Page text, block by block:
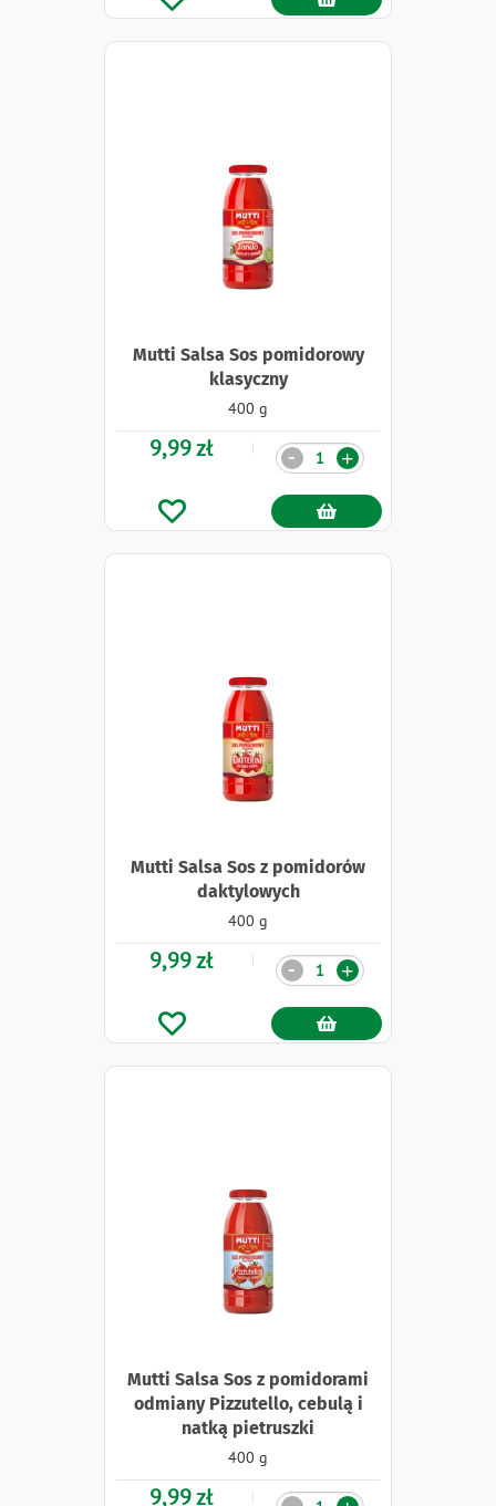
Mutti Salsa Sos pomidorowy
klasyczny
400 g
9,99 zł Ilość +
-
Mutti Salsa Sos z pomidorów
daktylowych
400 g
9,99 zł Ilość +
-
Mutti Salsa Sos z pomidorami
odmiany Pizzutello, cebulą i
natką pietruszki
400 g
9,99 zł Ilość